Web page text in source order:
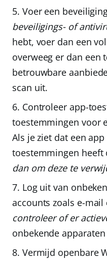
Voer een
beveiligings- of
hebt, voer dan een
overweeg er dan een
betrouwbare
scan uit.
Controleer app-
toestemmingen voor
Als je ziet dat een
toestemmingen heeft
dan om deze te
Log uit van
accounts zoals e-
controleer of er
onbekende
Vermijd openbare